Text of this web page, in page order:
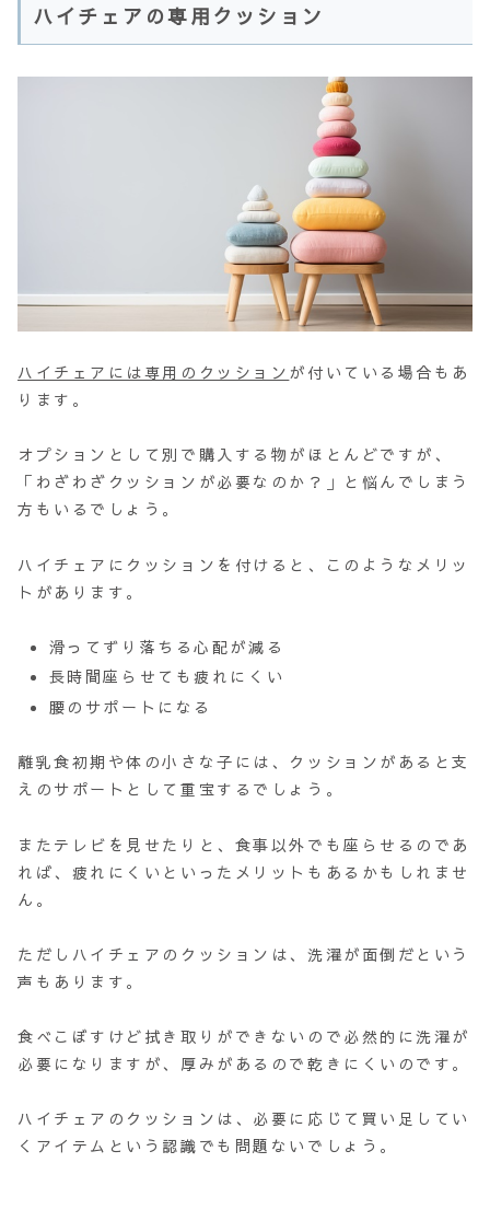
ハイチェアの専用クッション
ハイチェアには専用のクッション が付いている場合もあ
ります。
オプションとして別で購入する物がほとんどですが、
「わざわざクッションが必要なのか？」と悩んでしまう
方もいるでしょう。
ハイチェアにクッションを付けると、このようなメリッ
トがあります。
滑ってずり落ちる心配が減る
長時間座らせても疲れにくい
腰のサポートになる
離乳食初期や体の小さな子には、クッションがあると支
えのサポートとして重宝するでしょう。
またテレビを見せたりと、食事以外でも座らせるのであ
れば、疲れにくいといったメリットもあるかもしれませ
ん。
ただしハイチェアのクッションは、洗濯が面倒だという
声もあります。
食べこぼすけど拭き取りができないので必然的に洗濯が
必要になりますが、厚みがあるので乾きにくいのです。
ハイチェアのクッションは、必要に応じて買い足してい
くアイテムという認識でも問題ないでしょう。